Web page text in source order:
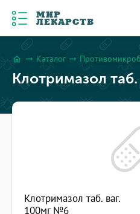
МИР
ЛЕКАРСТВ
home arrow_right_alt Каталог arrow_right_alt
Клотримазол
Клотримазол таб. ваг.
100мг №6